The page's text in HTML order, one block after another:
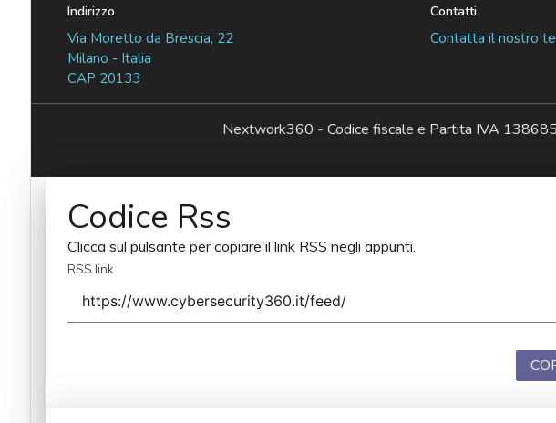
Indirizzo
Via Moretto da Brescia, 22
Milano - Italia
CAP 20133
Contatti
Contatta il nostro
Nextwork360 - Codice fiscale e Partita IVA
Codice Rss
Clicca sul pulsante per copiare il link RSS negli appunti.
RSS link